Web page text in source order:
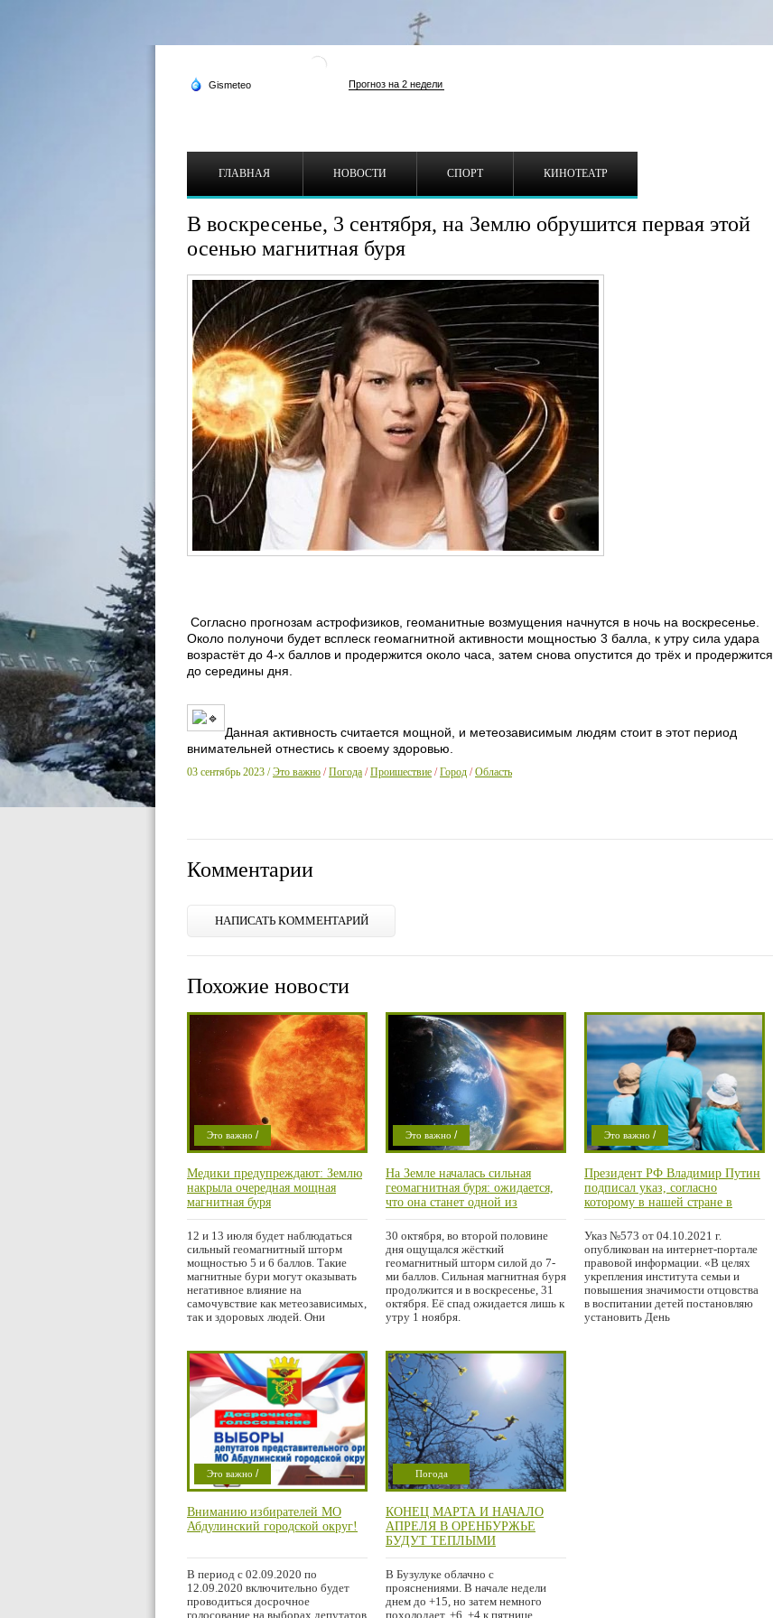
ГЛАВНАЯ НОВОСТИ СПОРТ КИНОТЕАТР
В воскресенье, 3 сентября, на Землю обрушится первая этой
осенью магнитная буря
Согласно прогнозам астрофизиков, геоманитные возмущения начнутся в ночь на воскресенье.
Около полуночи будет всплеск геомагнитной активности мощностью 3 балла, к утру сила удара
возрастёт до 4-х баллов и продержится около часа, затем снова опустится до трёх и продержится
до середины дня.
Данная активность считается мощной, и метеозависимым людям стоит в этот период
внимательней отнестись к своему здоровью.
03 сентябрь 2023 / Это важно /Погода /Проишествие /Город /Область
Комментарии
НАПИСАТЬ КОММЕНТАРИЙ
Похожие новости
Это важно /
Погода/
Проишествие
Медики предупреждают: Землю
накрыла очередная мощная
магнитная буря
12 и 13 июля будет наблюдаться
сильный геомагнитный шторм
мощностью 5 и 6 баллов. Такие
магнитные бури могут оказывать
негативное влияние на
самочувствие как метеозависимых,
так и здоровых людей. Они
Это важно /
Проишествие/
Город
На Земле началась сильная
геомагнитная буря: ожидается,
что она станет одной из
наиболее мощных за последние
годы
30 октября, во второй половине
дня ощущался жёсткий
геомагнитный шторм силой до 7-
ми баллов. Сильная магнитная буря
продолжится и в воскресенье, 31
октября. Её спад ожидается лишь к
утру 1 ноября.
Это важно /
Мысли в слух/
Проишествие/
Город/Область
Президент РФ Владимир Путин
подписал указ, согласно
которому в нашей стране в
третье воскресенье октября будет
отмечаться День отца
Указ №573 от 04.10.2021 г.
опубликован на интернет-портале
правовой информации. «В целях
укрепления института семьи и
повышения значимости отцовства
в воспитании детей постановляю
установить День
Это важно /
Проишествие
Вниманию избирателей МО
Абдулинский городской округ!
В период с 02.09.2020 по
12.09.2020 включительно будет
проводиться досрочное
голосование на выборах депутатов
Погода
КОНЕЦ МАРТА И НАЧАЛО
АПРЕЛЯ В ОРЕНБУРЖЬЕ
БУДУТ ТЕПЛЫМИ
В Бузулуке облачно с
прояснениями. В начале недели
днем до +15, но затем немного
похолодает. +6, +4 к пятнице.